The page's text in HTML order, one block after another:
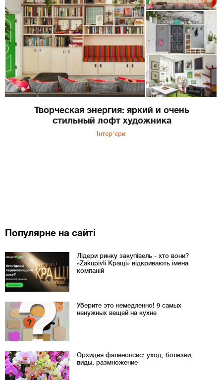
Творческая энергия: яркий и очень
стильный лофт художника
Інтер'єри
Популярне на сайті
Лідери ринку закупівель - хто вони?
«Zakupivli Кращі» відкривають імена
компаній
Уберите это немедленно! 9 самых
ненужных вещей на кухне
Орхидея фаленопсис: уход, болезни,
виды, размножение